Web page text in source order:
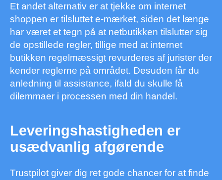
Et andet alternativ er at tjekke om internet
shoppen er tilsluttet e-mærket, siden det længe
har været et tegn på at netbutikken tilslutter sig
de opstillede regler, tillige med at internet
butikken regelmæssigt revurderes af jurister der
kender reglerne på området. Desuden får du
anledning til assistance, ifald du skulle få
dilemmaer i processen med din handel.
Leveringshastigheden er
usædvanlig afgørende
Trustpilot giver dig ret gode chancer for at finde